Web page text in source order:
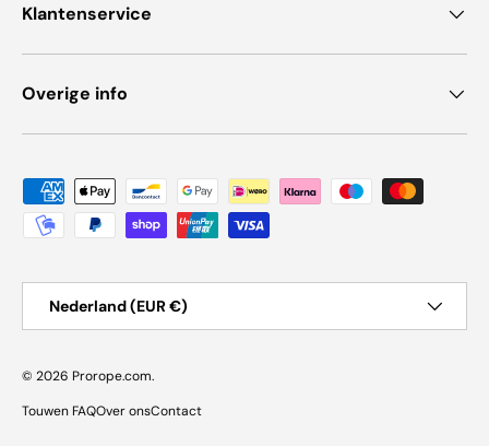
Klantenservice
Overige info
Geaccepteerde betaalmethoden
Nederland (EUR €)
© 2026 Prorope.com.
Touwen FAQOver onsContact